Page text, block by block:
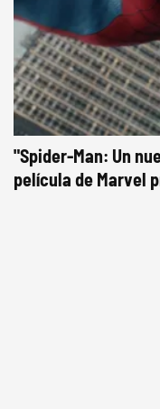
"Spider-Man: Un
película de Marvel